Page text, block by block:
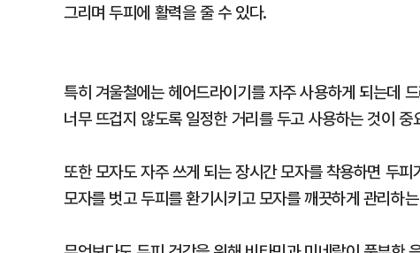
그리며 두피에 활력을 줄 수 있다.
특히 겨울철에는 헤어드라이기를 자주 사용하게 되는데
너무 뜨겁지 않도록 일정한 거리를 두고 사용하는 것이 중
또한 모자도 자주 쓰게 되는 장시간 모자를 착용하면 두
모자를 벗고 두피를 환기시키고 모자를 깨끗하게 관리하